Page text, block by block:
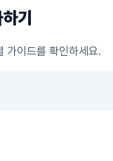
기
가이드를 확인하세요.